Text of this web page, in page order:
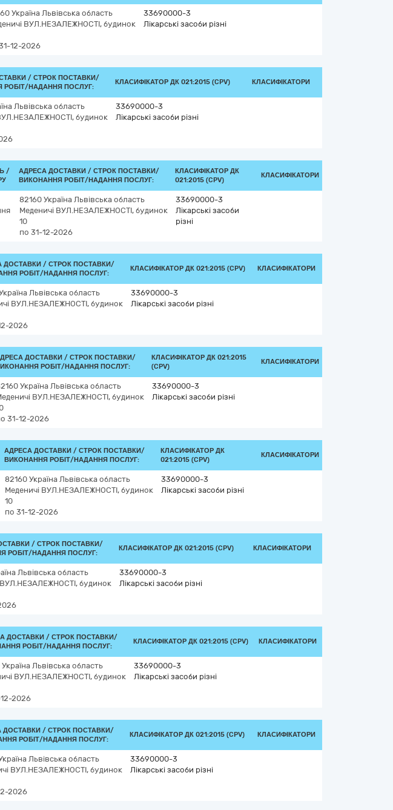
Україна Львівська область
ВУЛ.НЕЗАЛЕЖНОСТІ, будинок
12-2026
33690000-3
Лікарські засоби різні
/ СТРОК ПОСТАВКИ/
РОБІТ/НАДАННЯ ПОСЛУГ:
КЛАСИФІКАТОР ДК 021:2015 (CPV) КЛАСИФІКАТОРИ
Львівська область
будинок
33690000-3
Лікарські засоби різні
/
АДРЕСА ДОСТАВКИ / СТРОК ПОСТАВКИ/
ВИКОНАННЯ РОБІТ/НАДАННЯ ПОСЛУГ:
КЛАСИФІКАТОР ДК
021:2015 (CPV)
КЛАСИФІКАТОРИ
82160 Україна Львівська область
Меденичі ВУЛ.НЕЗАЛЕЖНОСТІ, будинок
10
по 31-12-2026
33690000-3
Лікарські засоби
різні
ДОСТАВКИ / СТРОК ПОСТАВКИ/
РОБІТ/НАДАННЯ ПОСЛУГ:
КЛАСИФІКАТОР ДК 021:2015 (CPV) КЛАСИФІКАТОРИ
Львівська область
ВУЛ.НЕЗАЛЕЖНОСТІ, будинок
2026
33690000-3
Лікарські засоби різні
ДОСТАВКИ / СТРОК ПОСТАВКИ/
РОБІТ/НАДАННЯ ПОСЛУГ:
КЛАСИФІКАТОР ДК 021:2015
(CPV)
КЛАСИФІКАТОРИ
Україна Львівська область
ВУЛ.НЕЗАЛЕЖНОСТІ, будинок
31-12-2026
33690000-3
Лікарські засоби різні
АДРЕСА ДОСТАВКИ / СТРОК ПОСТАВКИ/
ВИКОНАННЯ РОБІТ/НАДАННЯ ПОСЛУГ:
КЛАСИФІКАТОР ДК
021:2015 (CPV)
КЛАСИФІКАТОРИ
82160 Україна Львівська область
Меденичі ВУЛ.НЕЗАЛЕЖНОСТІ, будинок
10
по 31-12-2026
33690000-3
Лікарські засоби різні
/ СТРОК ПОСТАВКИ/
РОБІТ/НАДАННЯ ПОСЛУГ:
КЛАСИФІКАТОР ДК 021:2015 (CPV) КЛАСИФІКАТОРИ
Львівська область
ВУЛ.НЕЗАЛЕЖНОСТІ, будинок
33690000-3
Лікарські засоби різні
ДОСТАВКИ / СТРОК ПОСТАВКИ/
РОБІТ/НАДАННЯ ПОСЛУГ:
КЛАСИФІКАТОР ДК 021:2015 (CPV) КЛАСИФІКАТОРИ
Україна Львівська область
ВУЛ.НЕЗАЛЕЖНОСТІ, будинок
2026
33690000-3
Лікарські засоби різні
ДОСТАВКИ / СТРОК ПОСТАВКИ/
РОБІТ/НАДАННЯ ПОСЛУГ:
КЛАСИФІКАТОР ДК 021:2015 (CPV) КЛАСИФІКАТОРИ
Львівська область
ВУЛ.НЕЗАЛЕЖНОСТІ, будинок
2026
33690000-3
Лікарські засоби різні